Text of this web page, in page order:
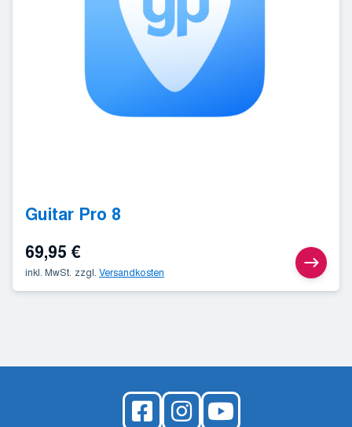
Guitar Pro 8
69,95 €
inkl. MwSt. zzgl. Versandkosten